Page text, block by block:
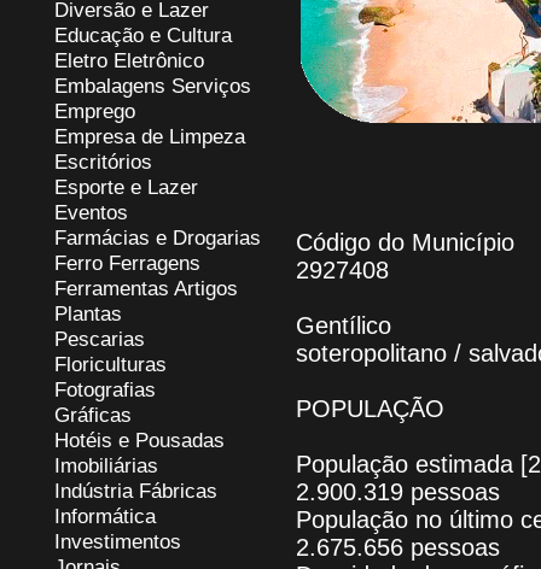
Diversão e Lazer
Educação e Cultura
Eletro Eletrônico
Embalagens Serviços
Emprego
Empresa de Limpeza
Escritórios
Esporte e Lazer
Eventos
Farmácias e Drogarias
Ferro Ferragens
Ferramentas Artigos
Plantas
Pescarias
Floriculturas
Fotografias
Gráficas
Hotéis e Pousadas
Imobiliárias
Indústria Fábricas
Informática
Investimentos
Código do Município
2927408
Gentílico
soteropolitano /
POPULAÇÃO
População estimada
2.900.319 pessoas
População no último
2.675.656 pessoas